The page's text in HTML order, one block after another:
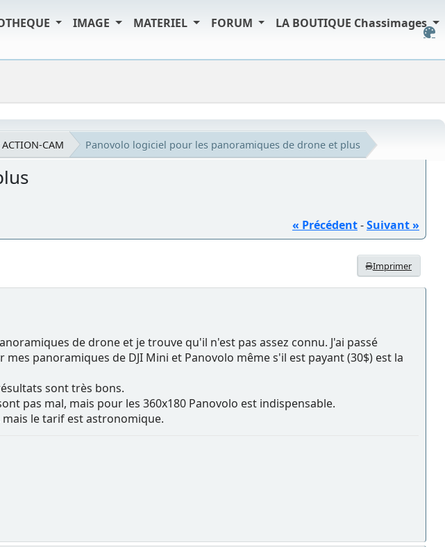
IMAGE MATERIEL FORUM LA BOUTIQUE Chassimages
CAM Panovolo logiciel pour les panoramiques de drone et plus
« Précédent-Suivant »
Imprimer
de drone et je trouve qu'il n'est pas assez connu. J'ai passé
panoramiques de DJI Mini et Panovolo même s'il est payant (30$) est la
sont très bons.
pas mal, mais pour les 360x180 Panovolo est indispensable.
mais le tarif est astronomique.